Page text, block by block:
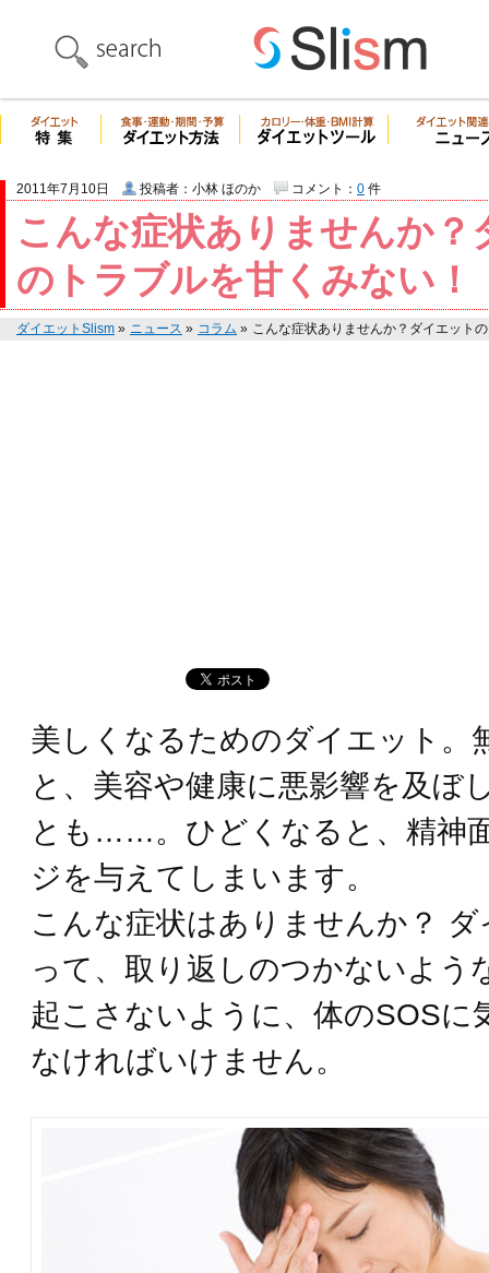
こんな症状ありませんか？
のトラブルを甘くみない！
2011年7月10日 投稿者：小林 ほのか コメント： 0 件
ダイエットSlism » ニュース » コラム » こんな症状ありませんか？ダイエット
美しくなるためのダイエット。
と、美容や健康に悪影響を及ぼ
とも……。ひどくなると、精神
ジを与えてしまいます。
こんな症状はありませんか？
って、取り返しのつかないよう
起こさないように、体のSOSに
なければいけません。